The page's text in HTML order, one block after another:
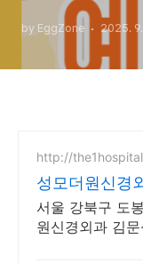
by EggZone 2025. 9.
http://
성모더원신경
서울 강북구 도
원신경외과 김